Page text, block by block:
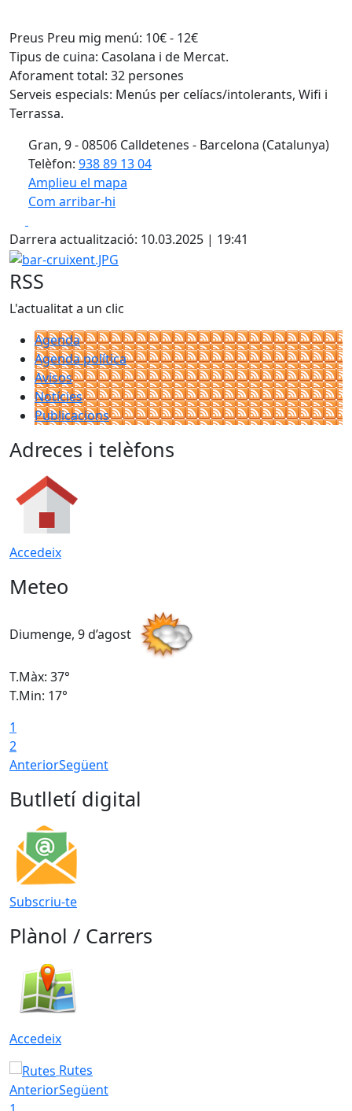
Preus Preu mig menú: 10€ - 12€
Tipus de cuina: Casolana i de Mercat.
Aforament total: 32 persones
Serveis especials: Menús per celíacs/intolerants, Wifi i
Terrassa.
Gran, 9 - 08506 Calldetenes - Barcelona (Catalunya)
Telèfon: 938 89 13 04
Amplieu el mapa
Com arribar-hi
+
−
Darrera actualització: 10.03.2025 | 19:41
bar-cruixent.JPG
RSS
L'actualitat a un clic
Agenda
Agenda política
Avisos
Notícies
Publicacions
Adreces i telèfons
Accedeix
Meteo
Diumenge, 9 d’agost
T.Màx: 37°
T.Min: 17°
1
2
AnteriorSegüent
Butlletí digital
Subscriu-te
Plànol / Carrers
Accedeix
Rutes
AnteriorSegüent